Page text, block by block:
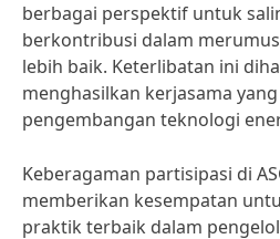
berbagai perspektif untuk
berkontribusi dalam
lebih baik. Keterlibatan ini
menghasilkan kerjasama
pengembangan teknologi
Keberagaman partisipasi di
memberikan kesempatan
praktik terbaik dalam